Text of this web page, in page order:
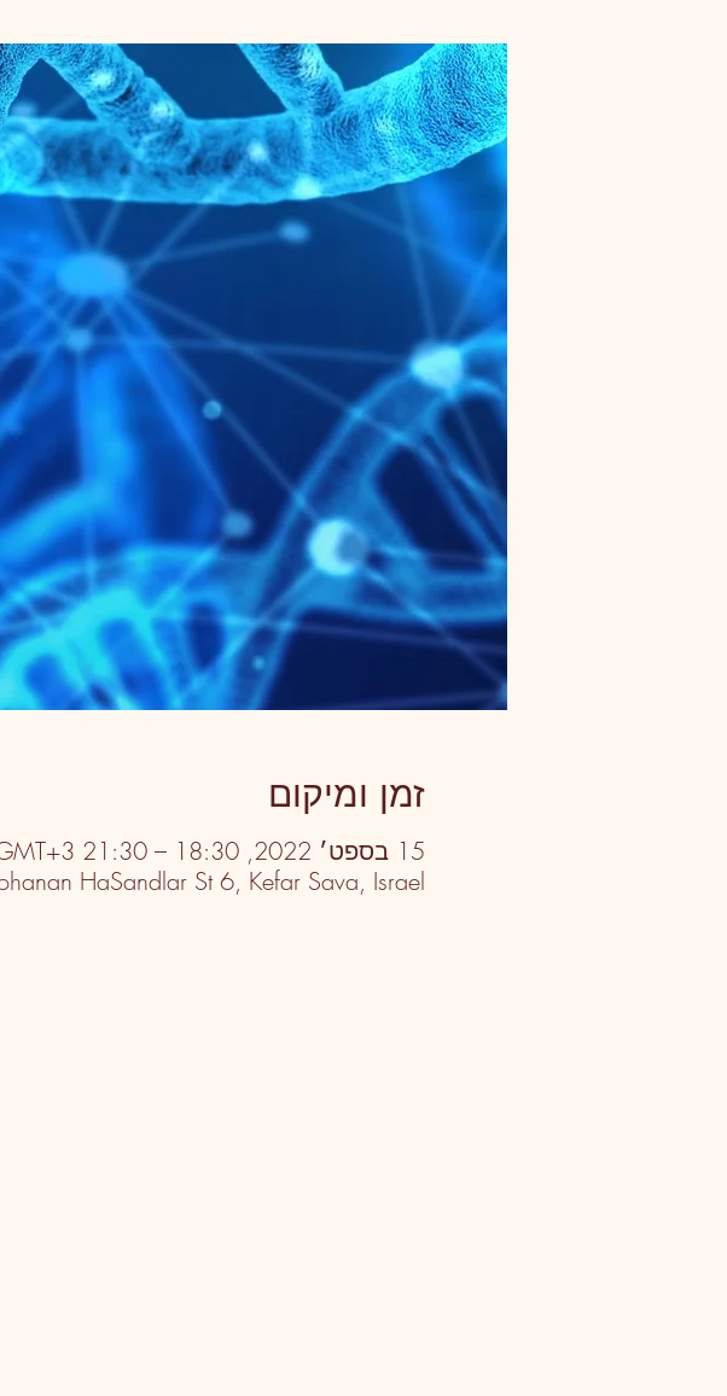
זמן ומיקום
15 בספט׳ 2022, 18:30 – 21:30 GMT‎+3‎
HaSandlar St 6, Kefar Sava, Israel